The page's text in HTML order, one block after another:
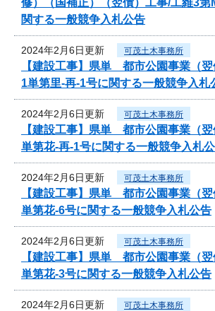
関する一般競争入札公告
2024年2月6日更新 可茂土木事務所
【建設工事】県単 都市公園事業（
1単第里-再-1号に関する一般競争入札
2024年2月6日更新 可茂土木事務所
【建設工事】県単 都市公園事業（
単第花-再-1号に関する一般競争入札
2024年2月6日更新 可茂土木事務所
【建設工事】県単 都市公園事業（
単第花-6号に関する一般競争入札公告
2024年2月6日更新 可茂土木事務所
【建設工事】県単 都市公園事業（
単第花-3号に関する一般競争入札公告
2024年2月6日更新 可茂土木事務所